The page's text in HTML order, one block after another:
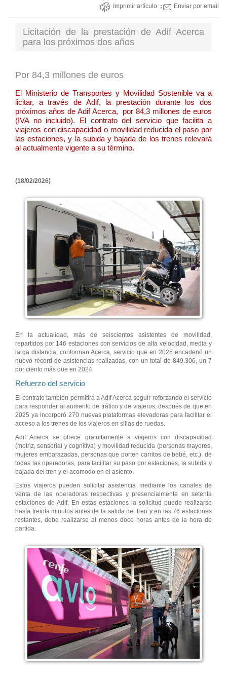
Imprimir artículo Enviar por email
Licitación de la prestación de Adif Acerca
para los próximos dos años
Por 84,3 millones de euros
El Ministerio de Transportes y Movilidad Sostenible va a
licitar, a través de Adif, la prestación durante los dos
próximos años de Adif Acerca, por 84,3 millones de euros
(IVA no incluido). El contrato del servicio que facilita a
viajeros con discapacidad o movilidad reducida el paso por
las estaciones, y la subida y bajada de los trenes relevará
al actualmente vigente a su término.
(18/02/2026)
En la actualidad, más de seiscientos asistentes de movilidad,
repartidos por 146 estaciones con servicios de alta velocidad, media y
larga distancia, conforman Acerca, servicio que en 2025 encadenó un
nuevo récord de asistencias realizadas, con un total de 849.306, un 7
por ciento más que en 2024.
Refuerzo del servicio
El contrato también permitirá a Adif Acerca seguir reforzando el servicio
para responder al aumento de tráfico y de viajeros, después de que en
2025 ya incorporó 270 nuevas plataformas elevadoras para facilitar el
acceso a los trenes de los viajeros en sillas de ruedas.
Adif Acerca se ofrece gratuitamente a viajeros con discapacidad
(motriz, sensorial y cognitiva) y movilidad reducida (personas mayores,
mujeres embarazadas, personas que porten carritos de bebé, etc.), de
todas las operadoras, para facilitar su paso por estaciones, la subida y
bajada del tren y el acomodo en el asiento.
Estos viajeros pueden solicitar asistencia mediante los canales de
venta de las operadoras respectivas y presencialmente en setenta
estaciones de Adif. En estas estaciones la solicitud puede realizarse
hasta treinta minutos antes de la salida del tren y en las 76 estaciones
restantes, debe realizarse al menos doce horas antes de la hora de
partida.